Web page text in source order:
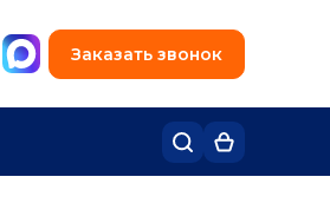
+7 (495) 780-48-49
Заказать звонок